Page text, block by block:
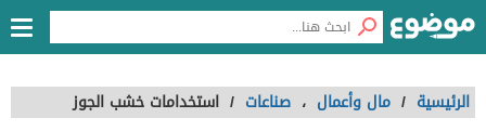
الرئيسية / مال وأعمال ، صناعات / استخدامات خشب الجوز